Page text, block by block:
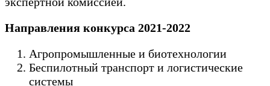
Направления конкурса 2021-2022
Агропромышленные и биотехнологии
Беспилотный транспорт и логистические
системы